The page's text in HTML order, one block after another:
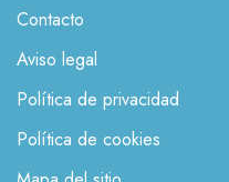
Menú legales
Contacto
Aviso legal
Política de privacidad
Política de cookies